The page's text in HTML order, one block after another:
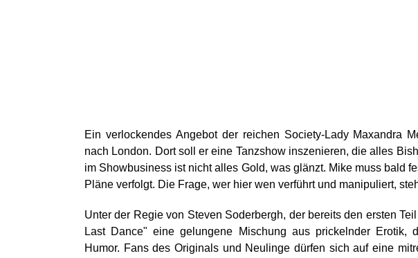
Ein verlockendes Angebot der reichen Society-Lady Maxandra
nach London. Dort soll er eine Tanzshow inszenieren, die alles
im Showbusiness ist nicht alles Gold, was glänzt. Mike muss bald
Pläne verfolgt. Die Frage, wer hier wen verführt und manipuliert,
Unter der Regie von Steven Soderbergh, der bereits den ersten
Last Dance" eine gelungene Mischung aus prickelnder Erotik,
Humor. Fans des Originals und Neulinge dürfen sich auf eine